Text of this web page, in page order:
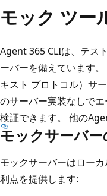
モック ツー
Agent 365 CLIは、テス
ーバーを備えています
キスト プロトコル）サ
のサーバー実装なしで
検証できます。 他の
モックサーバー
モックサーバーはロー
利点を提供します: